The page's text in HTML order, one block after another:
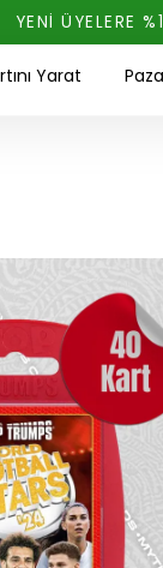
YENİ ÜYELERE
Yarat